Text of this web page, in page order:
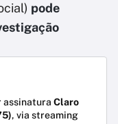
pode
assinatura Claro
, via streaming